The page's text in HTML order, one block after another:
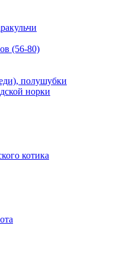
(56-80)
полушубки
норки
котика